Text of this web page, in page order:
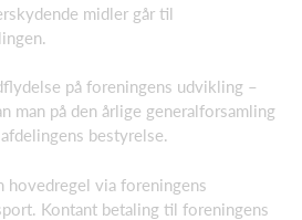
midler går til
på foreningens udvikling –
man på den årlige generalforsamling
bestyrelse.
hovedregel via foreningens
Kontant betaling til foreningens